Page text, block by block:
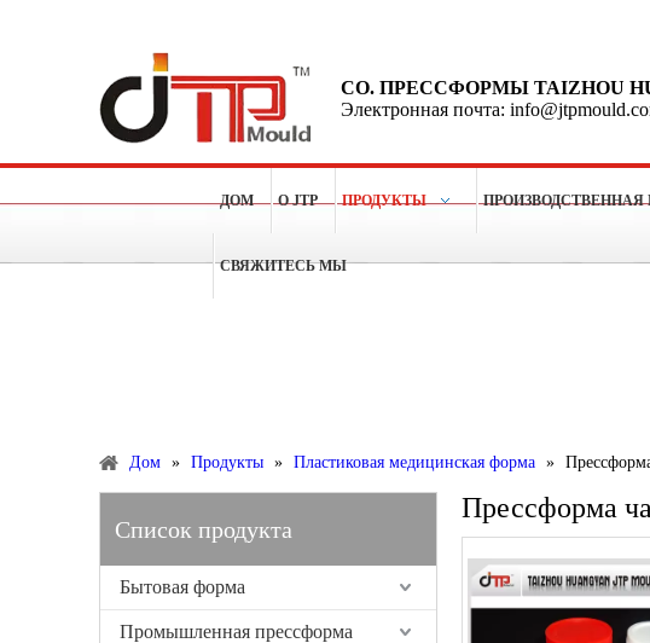
CO. ПРЕССФОРМЫ TAIZHOU
Электронная почта:
ДОМ О JTP ПРОДУКТЫ
СВЯЖИТЕСЬ МЫ
Дом » Продукты » Пластиковая медицинская форма »
Список продукта
Бытовая форма
Промышленная прессформа
Прессформа